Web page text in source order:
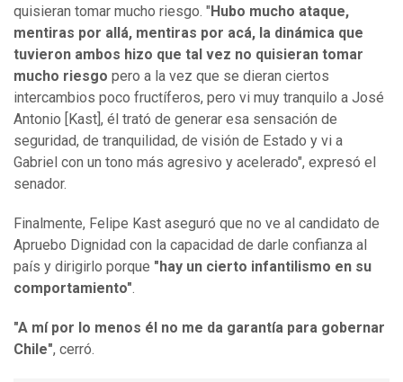
quisieran tomar mucho riesgo. " Hubo mucho ataque,
mentiras por allá, mentiras por acá, la dinámica que
tuvieron ambos hizo que tal vez no quisieran tomar
mucho riesgo pero a la vez que se dieran ciertos
intercambios poco fructíferos, pero vi muy tranquilo a José
Antonio [Kast], él trató de generar esa sensación de
seguridad, de tranquilidad, de visión de Estado y vi a
Gabriel con un tono más agresivo y acelerado", expresó el
senador.
Finalmente, Felipe Kast aseguró que no ve al candidato de
Apruebo Dignidad con la capacidad de darle confianza al
país y dirigirlo porque "hay un cierto infantilismo en su
comportamiento".
"A mí por lo menos él no me da garantía para gobernar
Chile", cerró.